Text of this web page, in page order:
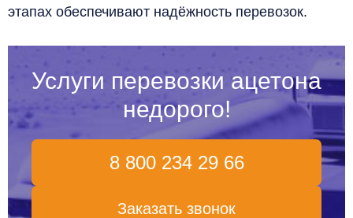
этапах обеспечивают надёжность перевозок.
Услуги перевозки ацетона
недорого!
8 800 234 29 66
Заказать звонок